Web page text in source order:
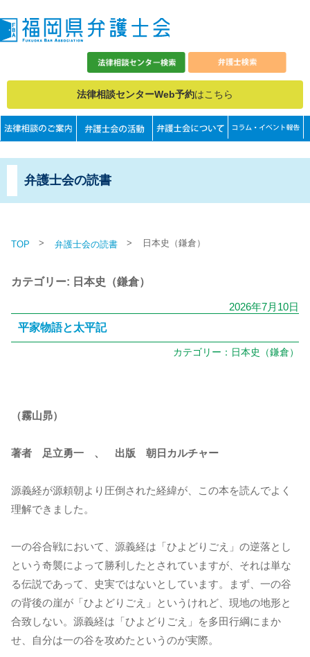
法律相談センターWeb予約はこちら
弁護士会の読書
TOP > 弁護士会の読書 > 日本史（鎌倉）
カテゴリー: 日本史（鎌倉）
2026年7月10日
平家物語と太平記
カテゴリー： 日本史（鎌倉）
（霧山昴）
著者 足立勇一 、 出版 朝日カルチャー
源義経が源頼朝より圧倒された経緯が、この本を読んでよく
理解できました。
一の谷合戦において、源義経は「ひよどりごえ」の逆落とし
という奇襲によって勝利したとされていますが、それは単な
る伝説であって、史実ではないとしています。まず、一の谷
の背後の崖が「ひよどりごえ」というけれど、現地の地形と
合致しない。源義経は「ひよどりごえ」を多田行綱にまか
せ、自分は一の谷を攻めたというのが実際。